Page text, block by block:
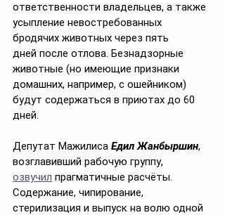
ответственности владельцев, а также
усыпление невостребованных
бродячих животных через пять
дней после отлова. Безнадзорные
животные (но имеющие признаки
домашних, например, с ошейником)
будут содержаться в приютах до 60
дней.
Депутат Мажилиса Едил Жанбыршин,
возглавивший рабочую группу,
озвучил прагматичные расчёты.
Содержание, чипирование,
стерилизация и выпуск на волю одной